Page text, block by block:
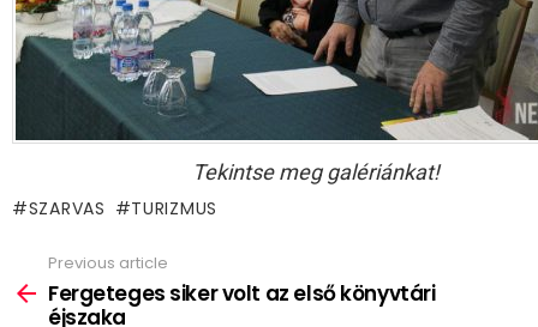
Tekintse meg galériánkat!
SZARVAS TURIZMUS
more
Previous article
Fergeteges siker volt az első könyvtári
éjszaka